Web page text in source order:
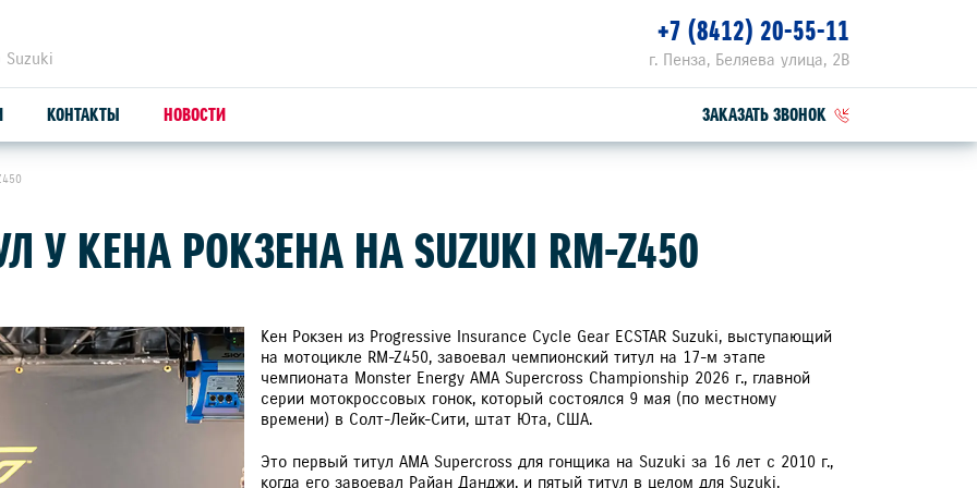
г. Пенза, Беляева улица, 2В
+7 (8412) 20-55-11
ЗАПЧАСТИ И АКСЕССУАРЫ
ПРОДУКЦИЯ SUZUTEC
КУЗОВНЫЕ ЗАПЧАСТИ И РЕМОНТ
УЗНАТЬ СТОИМОСТЬ ДЕТАЛИ
СПЕЦПРЕДЛОЖЕНИЯ
SUZUKI ПРИВИЛЕГИЯ 3+
КОНТАКТЫ НОВОСТИ ЗАКАЗАТЬ ЗВОНОК
КЕНА РОКЗЕНА НА SUZUKI RM-Z450
Кен Рокзен из Progressive Insurance Cycle Gear ECSTAR Suzuki, выступающий
на мотоцикле RM-Z450, завоевал чемпионский титул на 17-м этапе
чемпионата Monster Energy AMA Supercross Championship 2026 г., главной
серии мотокроссовых гонок, который состоялся 9 мая (по местному
времени) в Солт-Лейк-Сити, штат Юта, США.
Это первый титул AMA Supercross для гонщика на Suzuki за 16 лет с 2010 г.,
когда его завоевал Райан Данджи, и пятый титул в целом для Suzuki.